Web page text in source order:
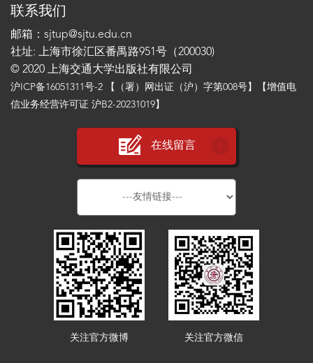
联系我们
邮箱：sjtup@sjtu.edu.cn
社址: 上海市徐汇区番禺路951号（200030)
© 2020 上海交通大学出版社有限公司
沪ICP备16051311号-2 【（署）网出证（沪）字第008号】【增值电
信业务经营许可证 沪B2-20231019】
在线留言
关注官方微博 关注官方微信